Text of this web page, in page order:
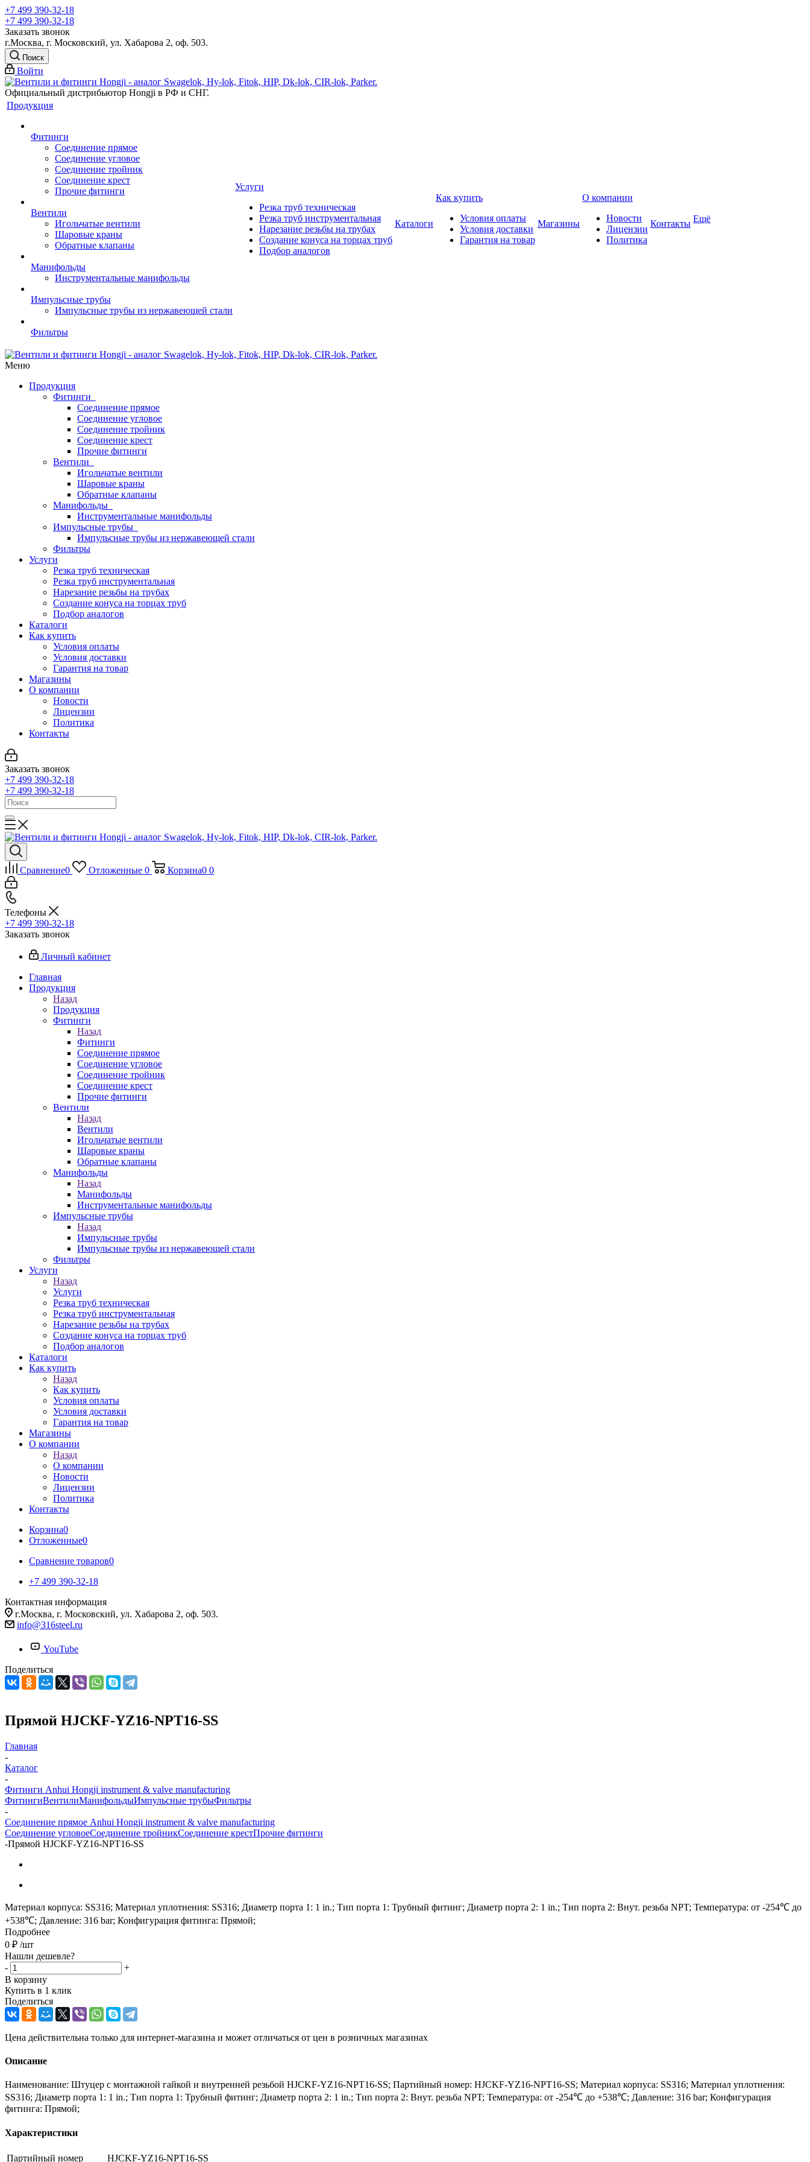
+7 499 390-32-18
+7 499 390-32-18
Заказать звонок
г.Москва, г. Московский, ул. Хабарова 2, оф. 503.
Поиск
Войти
Официальный дистрибьютор Hongji в РФ и СНГ.
Продукция
Фитинги
Соединение прямое
Соединение угловое
Соединение тройник
Соединение крест
Прочие фитинги
Вентили
Игольчатые вентили
Шаровые краны
Обратные клапаны
Манифольды
Инструментальные манифольды
Импульсные трубы
Импульсные трубы из нержавеющей стали
Фильтры
Услуги
Резка труб техническая
Резка труб инструментальная
Нарезание резьбы на трубах
Создание конуса на торцах труб
Подбор аналогов
Каталоги
Как купить
Условия оплаты
Условия доставки
Гарантия на товар
Магазины
О компании
Новости
Лицензии
Политика
Контакты Ещё
Меню
Продукция
Фитинги
Соединение прямое
Соединение угловое
Соединение тройник
Соединение крест
Прочие фитинги
Вентили
Игольчатые вентили
Шаровые краны
Обратные клапаны
Манифольды
Инструментальные манифольды
Импульсные трубы
Импульсные трубы из нержавеющей стали
Фильтры
Услуги
Резка труб техническая
Резка труб инструментальная
Нарезание резьбы на трубах
Создание конуса на торцах труб
Подбор аналогов
Каталоги
Как купить
Условия оплаты
Условия доставки
Гарантия на товар
Магазины
О компании
Новости
Лицензии
Политика
Контакты
Заказать звонок
+7 499 390-32-18
+7 499 390-32-18
Сравнение0 Отложенные 0 Корзина0 0
Телефоны
+7 499 390-32-18
Заказать звонок
Личный кабинет
Главная
Продукция
Назад
Продукция
Фитинги
Назад
Фитинги
Соединение прямое
Соединение угловое
Соединение тройник
Соединение крест
Прочие фитинги
Вентили
Назад
Вентили
Игольчатые вентили
Шаровые краны
Обратные клапаны
Манифольды
Назад
Манифольды
Инструментальные манифольды
Импульсные трубы
Назад
Импульсные трубы
Импульсные трубы из нержавеющей стали
Фильтры
Услуги
Назад
Услуги
Резка труб техническая
Резка труб инструментальная
Нарезание резьбы на трубах
Создание конуса на торцах труб
Подбор аналогов
Каталоги
Как купить
Назад
Как купить
Условия оплаты
Условия доставки
Гарантия на товар
Магазины
О компании
Назад
О компании
Новости
Лицензии
Политика
Контакты
Корзина0
Отложенные0
Сравнение товаров0
+7 499 390-32-18
Контактная информация
г.Москва, г. Московский, ул. Хабарова 2, оф. 503.
info@316steel.ru
YouTube
Поделиться
Прямой HJCKF-YZ16-NPT16-SS
Главная
-
Каталог
-
Фитинги Anhui Hongji instrument & valve manufacturing
ФитингиВентилиМанифольдыИмпульсные трубыФильтры
-
Соединение прямое Anhui Hongji instrument & valve manufacturing
Соединение угловоеСоединение тройникСоединение крестПрочие фитинги
-Прямой HJCKF-YZ16-NPT16-SS
Материал корпуса: SS316; Материал уплотнения: SS316; Диаметр порта 1: 1 in.; Тип порта 1: Трубный фитинг; Диаметр порта 2: 1 in.; Тип порта 2: Внут. резьба NPT; Температура: от -254℃ до
+538℃; Давление: 316 bar; Конфигурация фитинга: Прямой;
Подробнее
0 ₽ /шт
Нашли дешевле?
-
+
В корзину
Купить в 1 клик
Поделиться
Цена действительна только для интернет-магазина и может отличаться от цен в розничных магазинах
Описание
Наименование: Штуцер с монтажной гайкой и внутренней резьбой HJCKF-YZ16-NPT16-SS; Партийный номер: HJCKF-YZ16-NPT16-SS; Материал корпуса: SS316; Материал уплотнения:
SS316; Диаметр порта 1: 1 in.; Тип порта 1: Трубный фитинг; Диаметр порта 2: 1 in.; Тип порта 2: Внут. резьба NPT; Температура: от -254℃ до +538℃; Давление: 316 bar; Конфигурация
фитинга: Прямой;
Характеристики
Партийный номер HJCKF-YZ16-NPT16-SS